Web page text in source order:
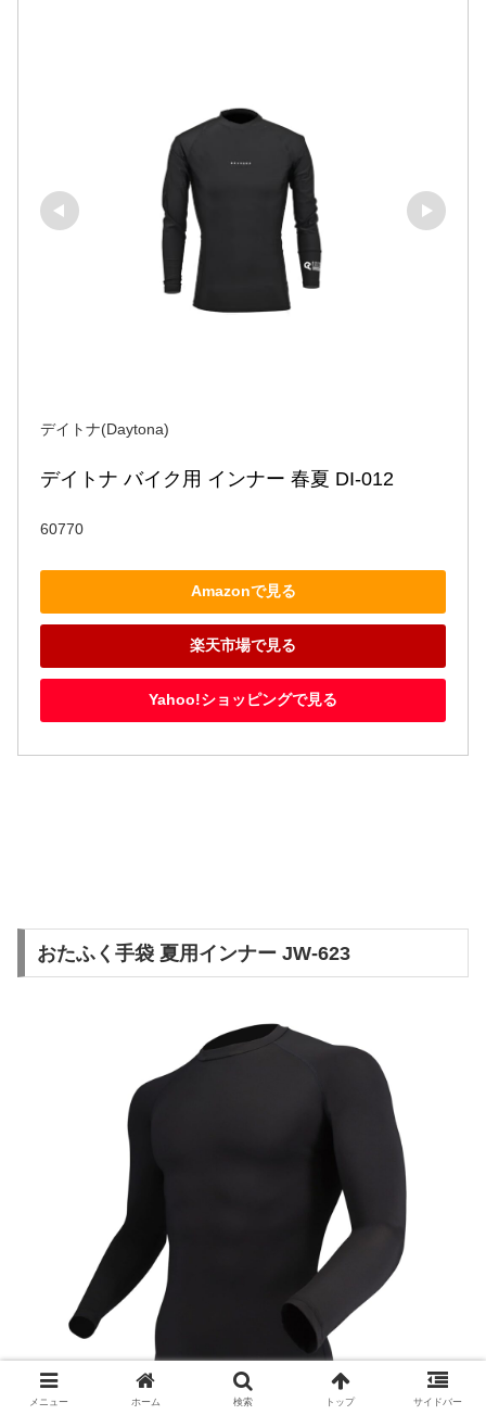
デイトナ(Daytona)
デイトナ バイク用 インナー 春夏 DI-012
60770
Amazonで見る
楽天市場で見る
Yahoo!ショッピングで見る
おたふく手袋 夏用インナー JW-623
メニュー ホーム 検索 トップ サイドバー